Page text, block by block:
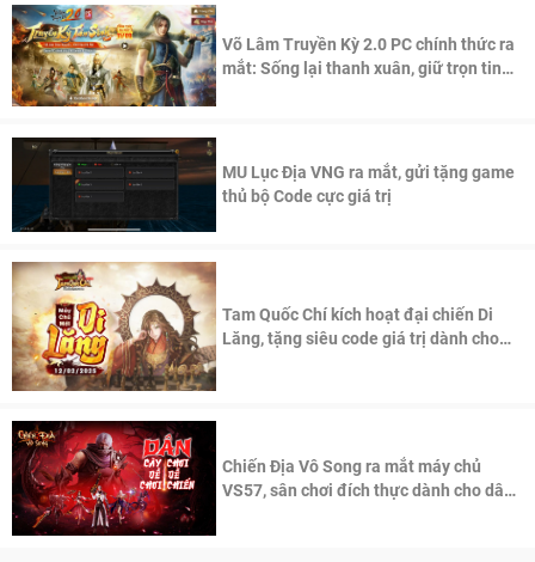
Võ Lâm Truyền Kỳ 2.0 PC chính thức ra
mắt: Sống lại thanh xuân, giữ trọn tinh
MU Lục Địa VNG ra mắt, gửi tặng game
thủ bộ Code cực giá trị
Tam Quốc Chí kích hoạt đại chiến Di
Lăng, tặng siêu code giá trị dành cho
Chiến Địa Vô Song ra mắt máy chủ
VS57, sân chơi đích thực dành cho dân